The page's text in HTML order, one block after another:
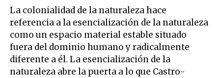
La colonialidad de la naturaleza hace
referencia a la esencialización de la naturaleza
como un espacio material estable situado
fuera del dominio humano y radicalmente
diferente a él. La esencialización de la
naturaleza abre la puerta a lo que Castro-